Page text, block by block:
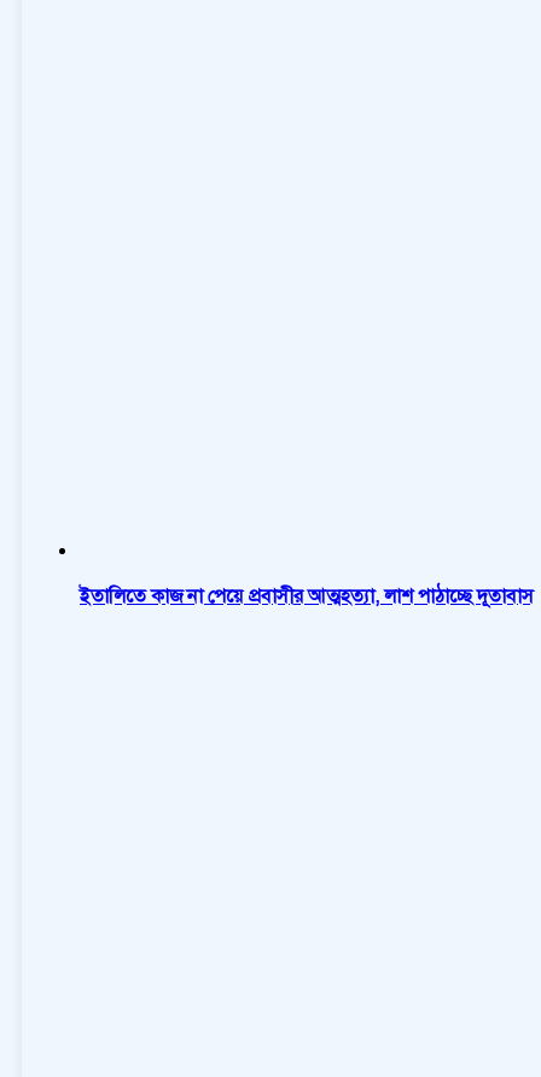
ইতালিতে কাজ না পেয়ে প্রবাসীর আত্মহত্যা, লাশ পাঠাচ্ছে দূতাবাস